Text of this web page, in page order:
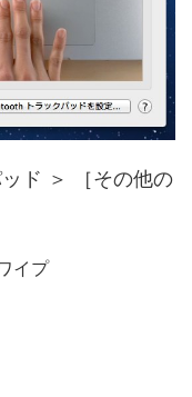
ド ＞ ［その他の
イプ